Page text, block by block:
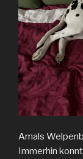
Amals
Immerhin